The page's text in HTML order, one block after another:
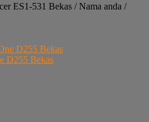
ES1-531 Bekas / Nama anda /
D255 Bekas